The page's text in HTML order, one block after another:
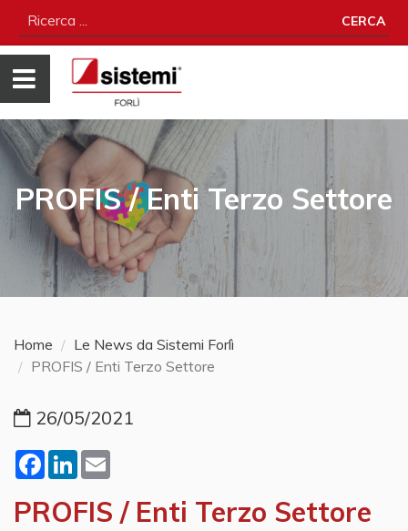
CERCA
PROFIS / Enti Terzo Settore
Home
Le News da Sistemi Forlì
PROFIS / Enti Terzo Settore
26/05/2021
Facebook
LinkedIn
PROFIS / Enti Terzo Settore